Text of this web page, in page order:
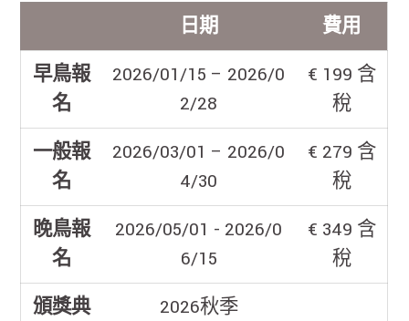
日期
費用
早鳥報
名
2026/01/15 – 2026/0
2/28
€ 199 含
稅
一般報
名
2026/03/01 – 2026/0
4/30
€ 279 含
稅
晚鳥報
名
2026/05/01 - 2026/0
6/15
€ 349 含
稅
頒獎典
2026秋季